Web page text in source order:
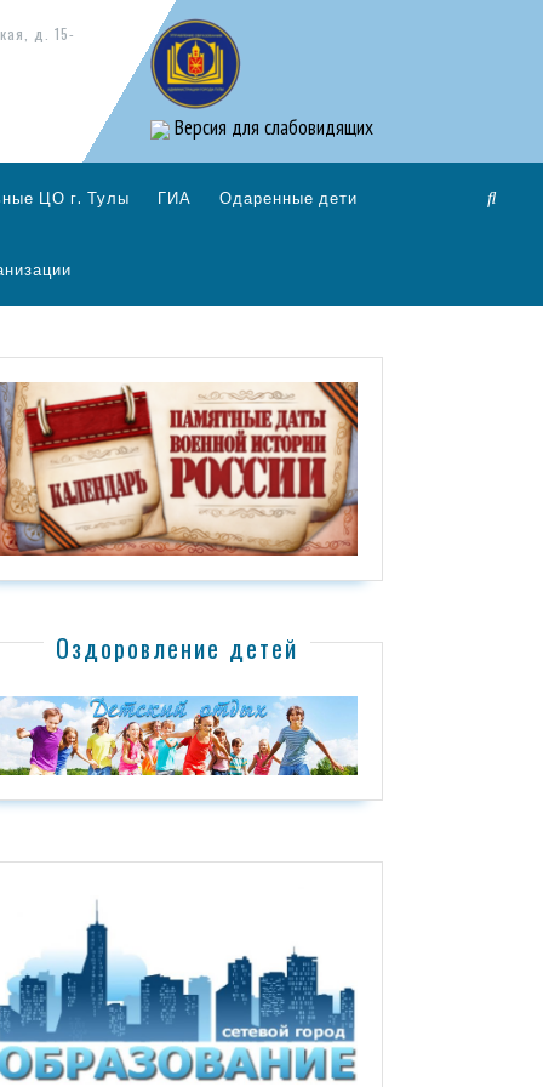
д. 15-
Версия для слабовидящих
ЦО г. Тулы ГИА Одаренные дети
Оздоровление детей